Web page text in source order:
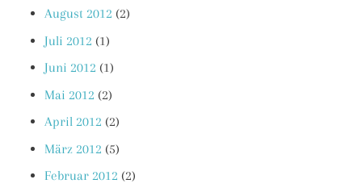
August 2012 (2)
Juli 2012 (1)
Juni 2012 (1)
Mai 2012 (2)
April 2012 (2)
März 2012 (5)
Februar 2012 (2)